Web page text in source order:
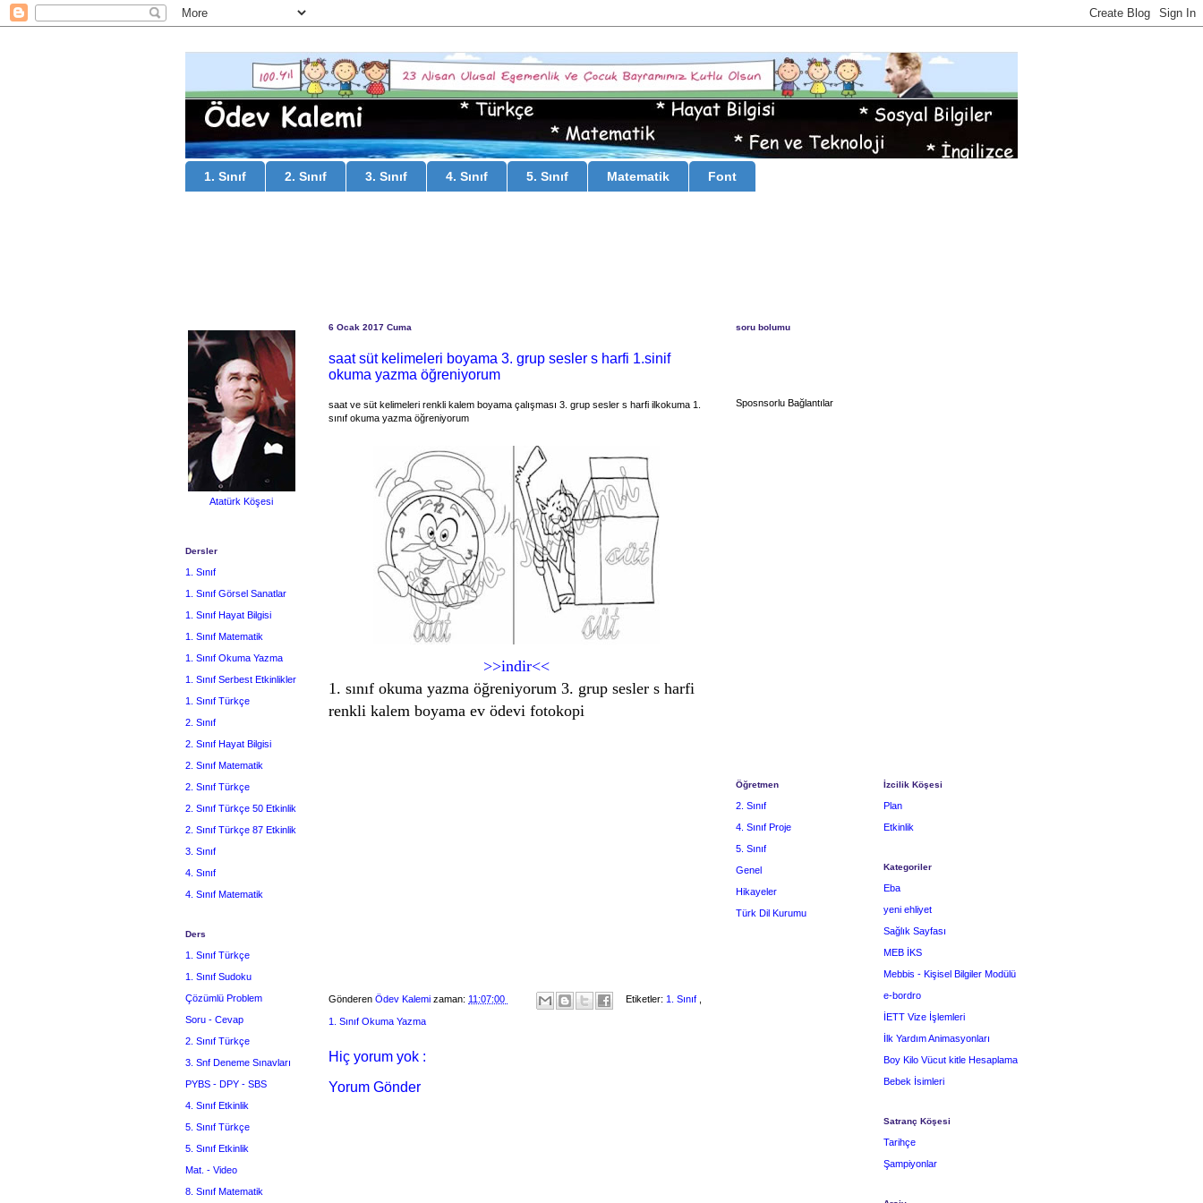
1. Sınıf 2. Sınıf 3. Sınıf 4. Sınıf 5. Sınıf Matematik Font
6 Ocak 2017 Cuma
saat süt kelimeleri boyama 3. grup sesler s harfi 1.sinif
okuma yazma öğreniyorum
saat ve süt kelimeleri renkli kalem boyama çalışması 3. grup sesler s harfi ilkokuma 1.
sınıf okuma yazma öğreniyorum
>>indir<<
1. sınıf okuma yazma öğreniyorum 3. grup sesler s harfi
renkli kalem boyama ev ödevi fotokopi
Gönderen Ödev Kalemi zaman: 11:07:00 Etiketler: 1. Sınıf
1. Sınıf Okuma Yazma
Hiç yorum yok :
Yorum Gönder
Atatürk Köşesi
Dersler
1. Sınıf
1. Sınıf Görsel Sanatlar
1. Sınıf Hayat Bilgisi
1. Sınıf Matematik
1. Sınıf Okuma Yazma
1. Sınıf Serbest Etkinlikler
1. Sınıf Türkçe
2. Sınıf
2. Sınıf Hayat Bilgisi
2. Sınıf Matematik
2. Sınıf Türkçe
2. Sınıf Türkçe 50 Etkinlik
2. Sınıf Türkçe 87 Etkinlik
3. Sınıf
4. Sınıf
4. Sınıf Matematik
Ders
1. Sınıf Türkçe
1. Sınıf Sudoku
Çözümlü Problem
Soru - Cevap
2. Sınıf Türkçe
3. Snf Deneme Sınavları
PYBS - DPY - SBS
4. Sınıf Etkinlik
5. Sınıf Türkçe
5. Sınıf Etkinlik
Mat. - Video
8. Sınıf Matematik
soru bolumu
Sposnsorlu Bağlantılar
Öğretmen
2. Sınıf
4. Sınıf Proje
5. Sınıf
Genel
Hikayeler
Türk Dil Kurumu
İzcilik Köşesi
Plan
Etkinlik
Kategoriler
Eba
yeni ehliyet
Sağlık Sayfası
MEB İKS
Mebbis - Kişisel Bilgiler Modülü
e-bordro
İETT Vize İşlemleri
İlk Yardım Animasyonları
Boy Kilo Vücut kitle Hesaplama
Bebek İsimleri
Satranç Köşesi
Tarihçe
Şampiyonlar